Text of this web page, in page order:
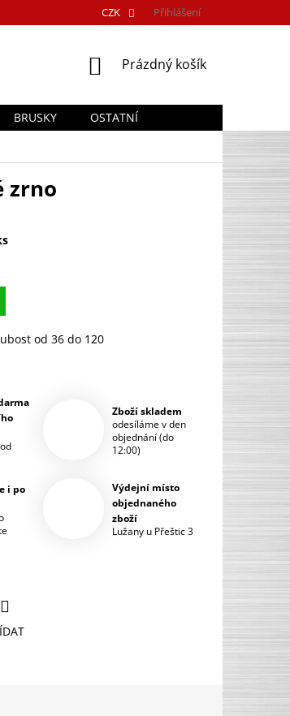
CZK Přihlášení
NÁKUPNÍ
Prázdný košík
BRUSKY
OSTATNÍ
zrno
od 36 do 120
Zboží skladem
odesíláme v den
objednání (do
12:00)
i po
Výdejní místo
objednaného
zboží
Lužany u Přeštic 3